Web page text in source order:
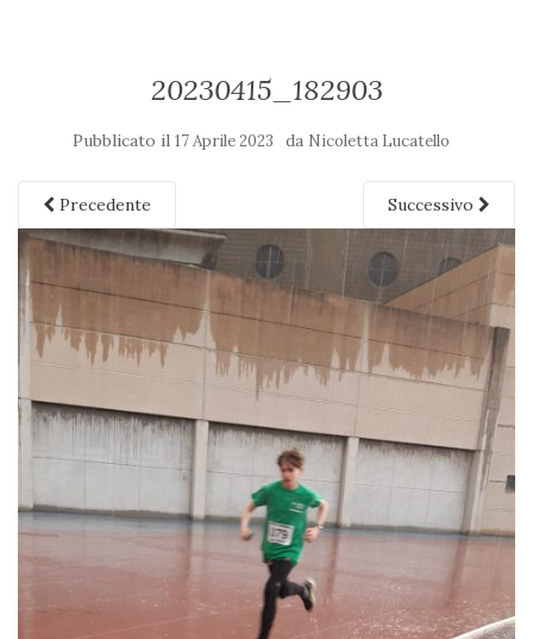
20230415_182903
Pubblicato il 17 Aprile 2023 da Nicoletta Lucatello
Precedente Successivo